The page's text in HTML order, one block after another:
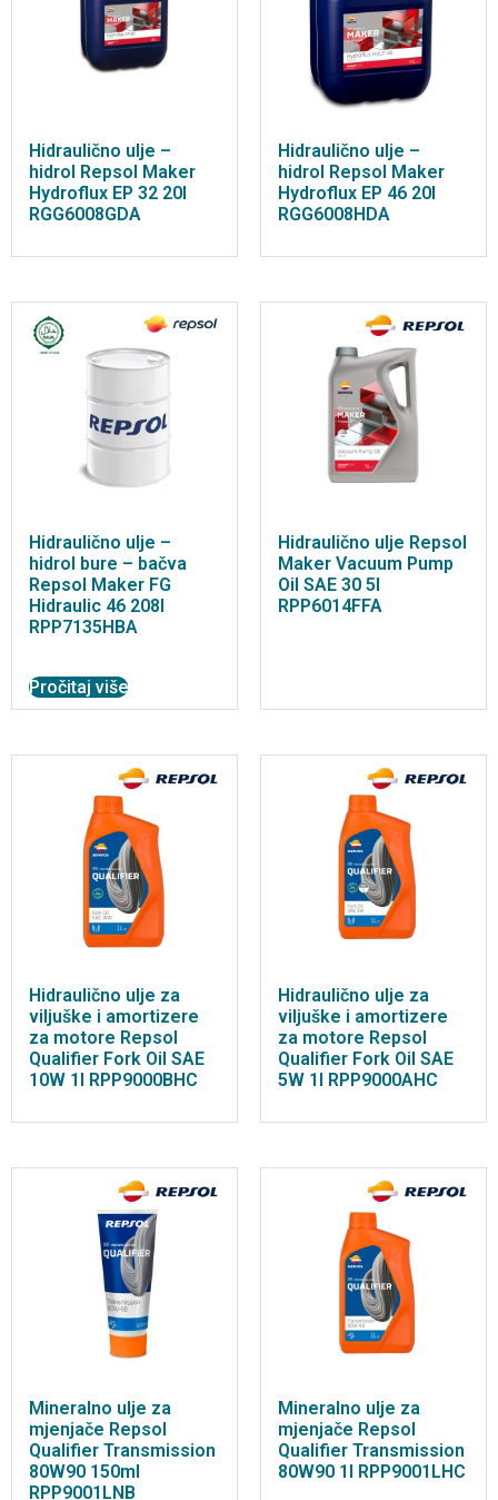
Hidraulično ulje –
hidrol Repsol Maker
Hydroflux EP 32 20l
RGG6008GDA
Hidraulično ulje –
hidrol Repsol Maker
Hydroflux EP 46 20l
RGG6008HDA
Hidraulično ulje –
hidrol bure – bačva
Repsol Maker FG
Hidraulic 46 208l
RPP7135HBA
Pročitaj više
Hidraulično ulje Repsol
Maker Vacuum Pump
Oil SAE 30 5l
RPP6014FFA
Hidraulično ulje za
viljuške i amortizere
za motore Repsol
Qualifier Fork Oil SAE
10W 1l RPP9000BHC
Hidraulično ulje za
viljuške i amortizere
za motore Repsol
Qualifier Fork Oil SAE
5W 1l RPP9000AHC
Mineralno ulje za
mjenjače Repsol
Qualifier Transmission
80W90 150ml
RPP9001LNB
Mineralno ulje za
mjenjače Repsol
Qualifier Transmission
80W90 1l RPP9001LHC